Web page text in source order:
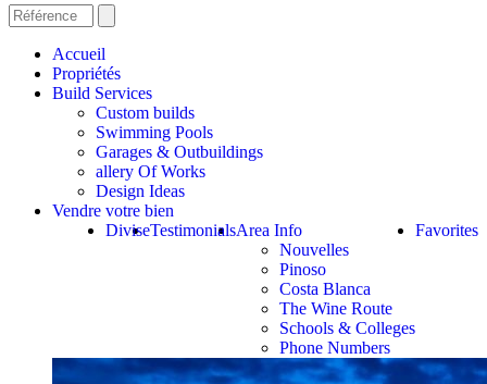
Accueil
Propriétés
Build Services
Custom builds
Swimming Pools
Garages & Outbuildings
allery Of Works
Design Ideas
Vendre votre bien
Favorites
Area Info
Nouvelles
Pinoso
Costa Blanca
The Wine Route
Schools & Colleges
Phone Numbers
Testimonials
Divise